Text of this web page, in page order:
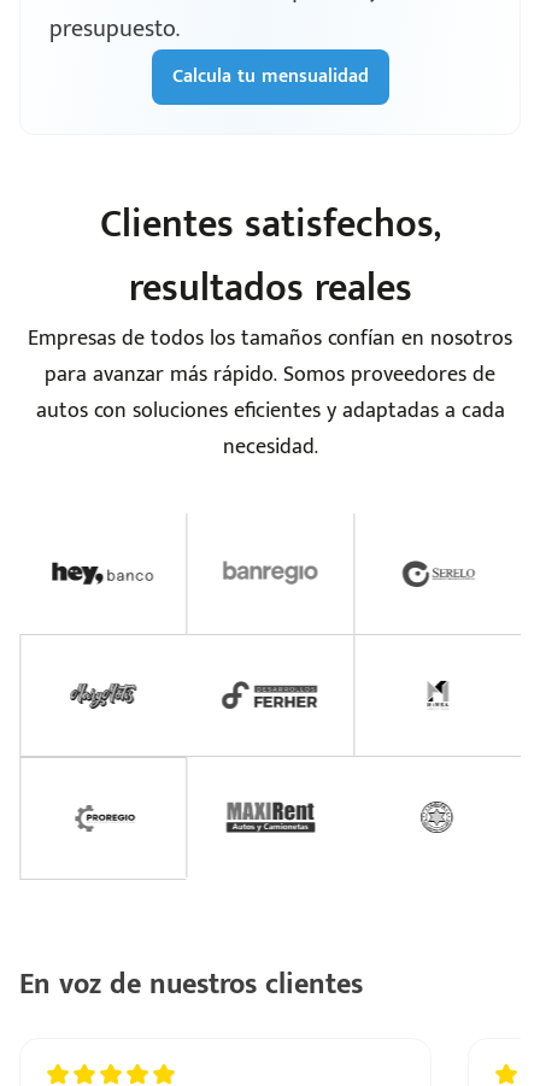
presupuesto.
Calcula tu mensualidad
Clientes satisfechos,
resultados reales
Empresas de todos los tamaños confían en nosotros
para avanzar más rápido. Somos proveedores de
autos con soluciones eficientes y adaptadas a cada
necesidad.
En voz de nuestros clientes